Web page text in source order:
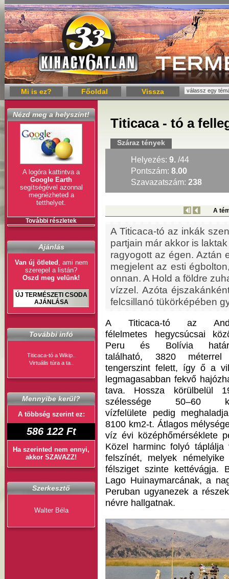
Mi is ez? Főoldal Vissza
Titicaca - tó a
Száraz tények
Helyezés: 9. /44
Pontszám: 8.00
Szavazatszám: 238
A
A Titicaca-tó az inkák
partjain már akkor is
ragyogott az égen. Aztán
megjelent az esti
onnan. A Hold a földre
vízzel. Azóta
felcsillanó tükörképében
A Titicaca-tó az
félelmetes hegycsúcsai
Peru és Bolívia
található, 3820
tengerszint felett, így ő a
legmagasabban fekvő
tava. Hossza körülbelül
szélessége 50–60
vízfelülete pedig
8100 km2-t. Átlagos
víz évi középhőmérséklete
Közel harminc folyó
felszínét, melyek
félsziget szinte kettévágja.
Lago Huinaymarcának, a
Peruban ugyanezek a
névre hallgatnak.
Nézd meg a helyszínt!
A logóra kattintva a
Google Earth
segítségével azonnal
megnézheted a
tetthelyet.
További részletek
Ajánlás
Van új ötleted , ami nem
szerepel a listán?
Oszd meg velünk!
ÚJ TERMÉSZETI CSODA
AJÁNLÁSA
További infó
Titicaca-tó a Wikip..
Virtuális túra a ta..
Mennyibe kerül?
A többség szerint ez:
586 122 Ft
Ha szerinted nem ennyi,
akkor SZAVAZZ!
Szerkesztő
Walter Béla